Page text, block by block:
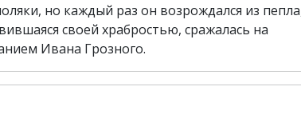
но каждый раз он возрождался из
своей храбростью, сражалась на
Ивана Грозного.